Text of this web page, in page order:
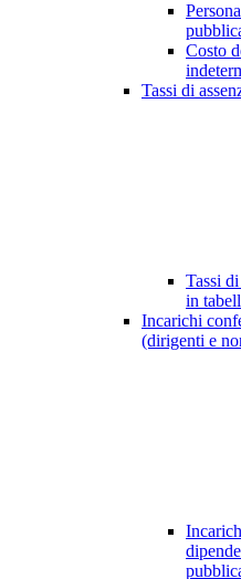
Costo
Tassi di
Tassi
in
Incarichi
(dirigenti e